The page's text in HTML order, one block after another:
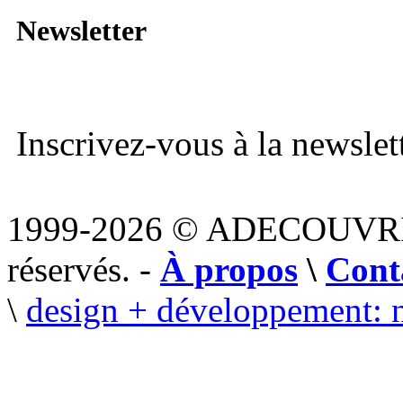
Newsletter
Inscrivez-vous à la
1999-2026 ©
réservés. - À propos \
\ design + développement: